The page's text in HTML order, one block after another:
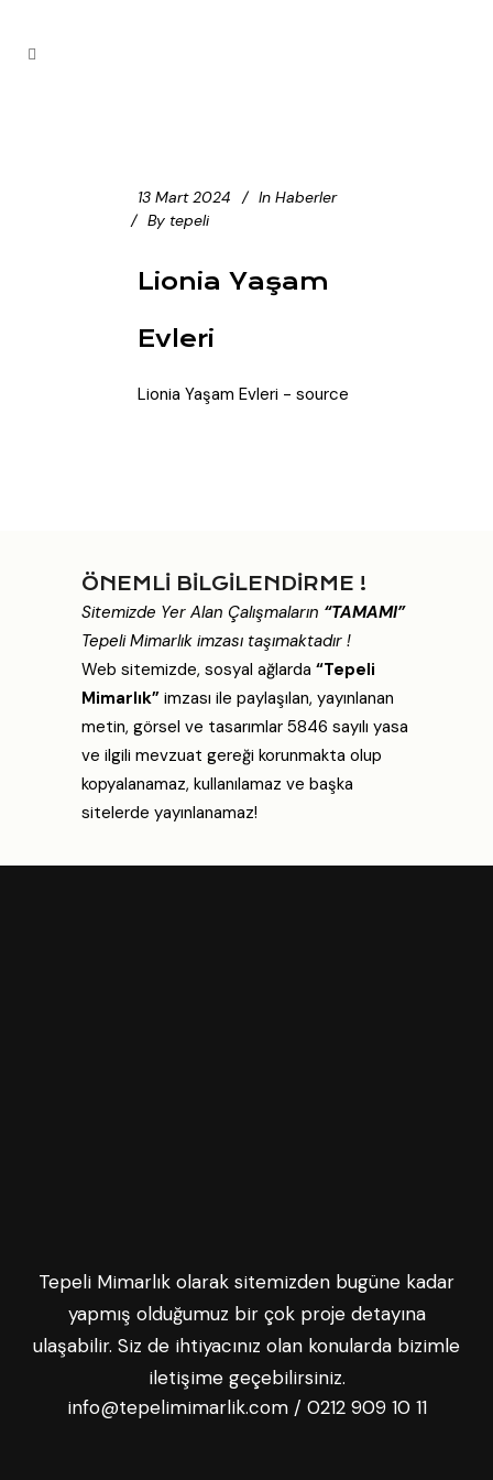
13 Mart 2024 In Haberler
By tepeli
Lionia Yaşam
Evleri
Lionia Yaşam Evleri - source
ÖNEMLİ BİLGİLENDİRME !
Sitemizde Yer Alan Çalışmaların “TAMAMI”
Tepeli Mimarlık imzası taşımaktadır !
Web sitemizde, sosyal ağlarda “Tepeli
Mimarlık” imzası ile paylaşılan, yayınlanan
metin, görsel ve tasarımlar 5846 sayılı yasa
ve ilgili mevzuat gereği korunmakta olup
kopyalanamaz, kullanılamaz ve başka
sitelerde yayınlanamaz!
Tepeli Mimarlık olarak sitemizden bugüne kadar
yapmış olduğumuz bir çok proje detayına
ulaşabilir. Siz de ihtiyacınız olan konularda bizimle
iletişime geçebilirsiniz.
info@tepelimimarlik.com/ 0212 909 10 11